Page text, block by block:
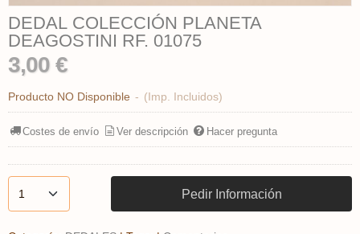
DEDAL COLECCIÓN PLANETA
DEAGOSTINI RF. 01075
3,00 €
Producto NO Disponible - (Imp. Incluidos)
Costes de envío Ver descripción Hacer pregunta
Pedir Información